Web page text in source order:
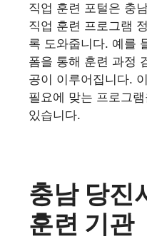
직업 훈련 포털은 충
직업 훈련 프로그램
록 도와줍니다. 예를
폼을 통해 훈련 과정
공이 이루어집니다.
필요에 맞는 프로그
있습니다.
충남 당진
훈련 기관